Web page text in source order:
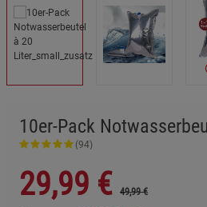
10er-Pack
(94)
29,99 € 49,99 €